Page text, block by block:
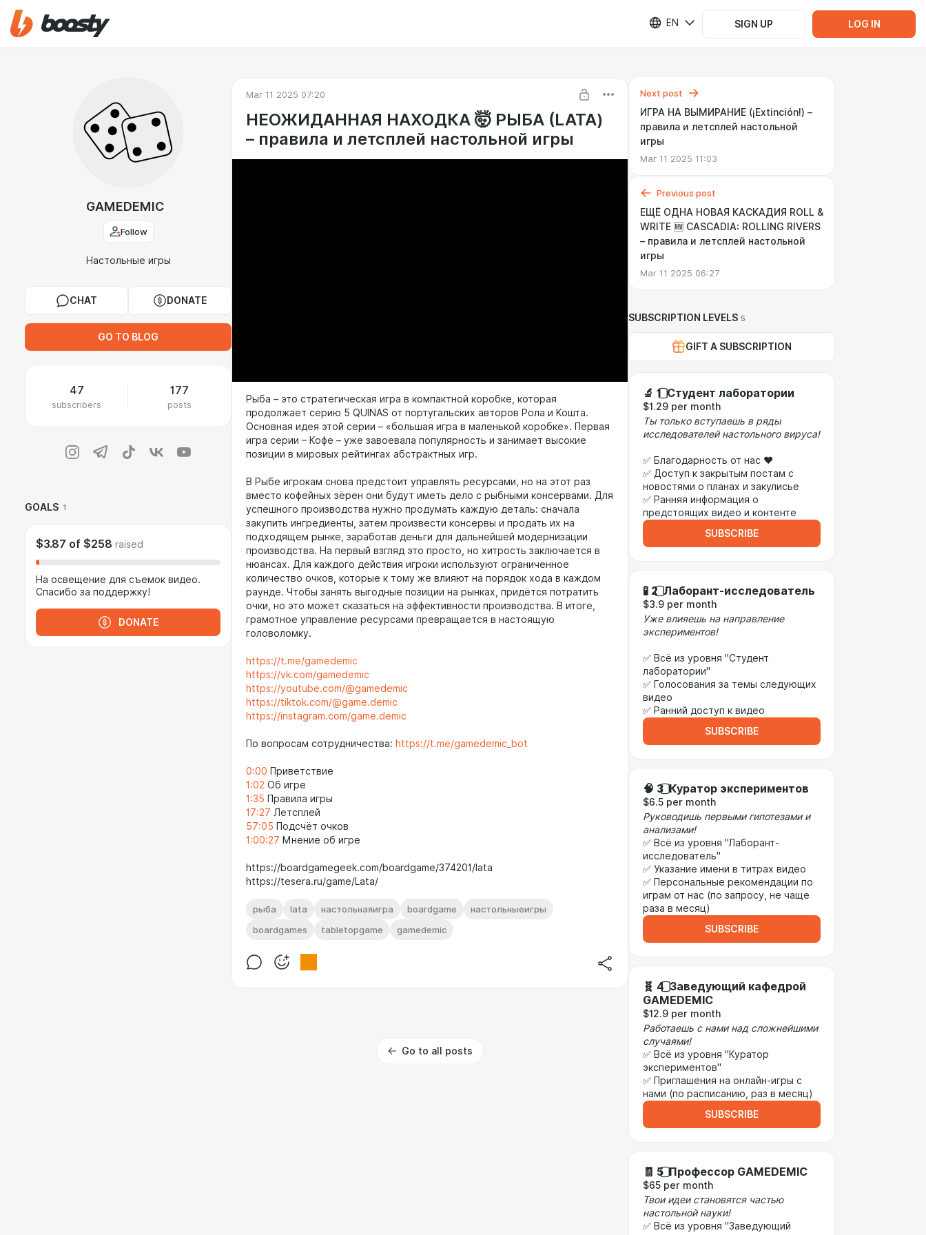
EN SIGN UP LOG IN
GAMEDEMIC
Follow
Настольные игры
CHAT DONATE
GO TO BLOG
47
subscribers
177
posts
GOALS 1
$3.87 of $258 raised
На освещение для съемок видео.
Спасибо за поддержку!
DONATE
Mar 11 2025 07:20
НЕОЖИДАННАЯ НАХОДКА 🤯 РЫБА (LATA)
– правила и летсплей настольной игры
Рыба – это стратегическая игра в компактной коробке, которая
продолжает серию 5 QUINAS от португальских авторов Рола и Кошта.
Основная идея этой серии – «большая игра в маленькой коробке». Первая
игра серии – Кофе – уже завоевала популярность и занимает высокие
позиции в мировых рейтингах абстрактных игр.
В Рыбе игрокам снова предстоит управлять ресурсами, но на этот раз
вместо кофейных зёрен они будут иметь дело с рыбными консервами. Для
успешного производства нужно продумать каждую деталь: сначала
закупить ингредиенты, затем произвести консервы и продать их на
подходящем рынке, заработав деньги для дальнейшей модернизации
производства. На первый взгляд это просто, но хитрость заключается в
нюансах. Для каждого действия игроки используют ограниченное
количество очков, которые к тому же влияют на порядок хода в каждом
раунде. Чтобы занять выгодные позиции на рынках, придётся потратить
очки, но это может сказаться на эффективности производства. В итоге,
грамотное управление ресурсами превращается в настоящую
головоломку.
https://t.me/gamedemic
https://vk.com/gamedemic
https://youtube.com/@gamedemic
https://tiktok.com/@game.demic
https://instagram.com/game.demic
По вопросам сотрудничества: https://t.me/gamedemic_bot
0:00 Приветствие
1:02 Об игре
1:35 Правила игры
17:27 Летсплей
57:05 Подсчёт очков
1:00:27 Мнение об игре
https://boardgamegeek.com/boardgame/374201/lata
https://tesera.ru/game/Lata/
рыба lata настольнаяигра boardgame
настольныеигры
boardgames
tabletopgame gamedemic
Go to all posts
Next post
ИГРА НА ВЫМИРАНИЕ (¡Extinción!) –
правила и летсплей настольной
игры
Mar 11 2025 11:03
Previous post
ЕЩЁ ОДНА НОВАЯ КАСКАДИЯ ROLL &
WRITE 🆕 CASCADIA: ROLLING RIVERS
– правила и летсплей настольной
игры
Mar 11 2025 06:27
SUBSCRIPTION LEVELS 5
GIFT A SUBSCRIPTION
🔬 1️⃣ Студент лаборатории
$1.29 per month
Ты только вступаешь в ряды
исследователей настольного вируса!
✅ Благодарность от нас ❤️
✅ Доступ к закрытым постам с
новостями о планах и закулисье
✅ Ранняя информация о
предстоящих видео и контенте
SUBSCRIBE
🧪 2️⃣ Лаборант-исследователь
$3.9 per month
Уже влияешь на направление
экспериментов!
✅ Всё из уровня "Студент
лаборатории"
✅ Голосования за темы следующих
видео
✅ Ранний доступ к видео
SUBSCRIBE
🧠 3️⃣ Куратор экспериментов
$6.5 per month
Руководишь первыми гипотезами и
анализами!
✅ Всё из уровня "Лаборант-
исследователь"
✅ Указание имени в титрах видео
✅ Персональные рекомендации по
играм от нас (по запросу, не чаще
раза в месяц)
SUBSCRIBE
🧬 4️⃣ Заведующий кафедрой
GAMEDEMIC
$12.9 per month
Работаешь с нами над сложнейшими
случаями!
✅ Всё из уровня "Куратор
экспериментов"
✅ Приглашения на онлайн-игры с
нами (по расписанию, раз в месяц)
SUBSCRIBE
🧾 5️⃣ Профессор GAMEDEMIC
$65 per month
Твои идеи становятся частью
настольной науки!
✅ Всё из уровня "Заведующий